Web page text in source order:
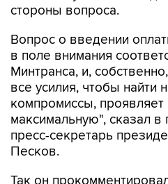
стороны вопроса.
Вопрос о введении
в поле внимания
Минтранса, и,
все усилия, чтобы найти
компромиссы, проявляет
максимальную", сказал в
пресс-секретарь
Песков.